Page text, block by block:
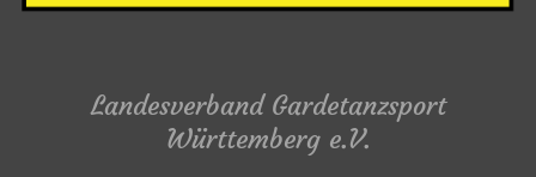
Landesverband Gardetanzsport
Württemberg e.V.